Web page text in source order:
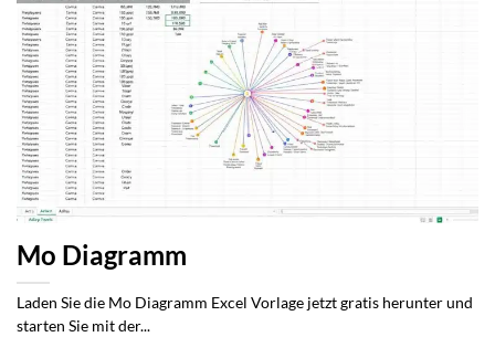
Mo Diagramm
Laden Sie die Mo Diagramm Excel Vorlage jetzt gratis herunter und
starten Sie mit der...